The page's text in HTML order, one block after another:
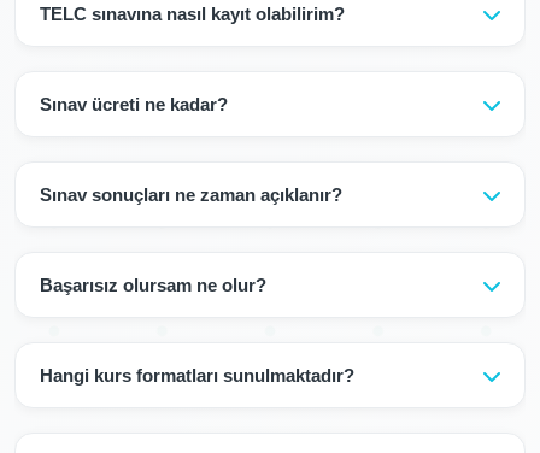
TELC sınavına nasıl kayıt olabilirim?
Sınav ücreti ne kadar?
Sınav sonuçları ne zaman açıklanır?
Başarısız olursam ne olur?
Hangi kurs formatları sunulmaktadır?